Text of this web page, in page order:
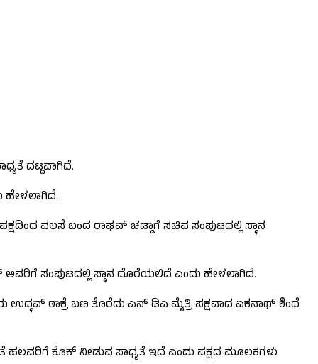
ದಟ್ಟವಾಗಿದೆ.
ಹೇಳಲಾಗಿದೆ.
ವಲಸೆ ಬಂದ ರಾಘವ್ ಚಡ್ಡಾಗೆ ಸಚಿವ ಸಂಪುಟದಲ್ಲಿ ಸ್ಥಾನ
ಅವರಿಗೆ ಸಂಪುಟದಲ್ಲಿ ಸ್ಥಾನ ದೊರೆಯಲಿದೆ ಎಂದು ಹೇಳಲಾಗಿದೆ.
ಉದ್ಧವ್ ಠಾಕ್ರೆ ಬಣ ತೊರೆದು ಎನ್ ಡಿಎ ಮೈತ್ರಿ ಪಕ್ಷವಾದ ಏಕನಾಥ್ ಶಿಂಧೆ
ಕೊಕ್ ನೀಡುವ ಸಾಧ್ಯತೆ ಇದೆ ಎಂದು ಪಕ್ಷದ ಮೂಲಕಗಳು